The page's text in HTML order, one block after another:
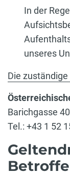
In der
unseres
Die
Barichgasse
Tel.: +43 1 52